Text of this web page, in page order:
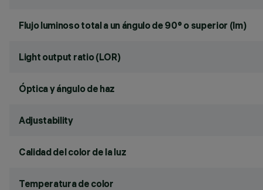
Flujo luminoso total a un ángulo de 90° o superior (lm)
Light output ratio (LOR)
Óptica y ángulo de haz
Adjustability
Calidad del color de la luz
Temperatura de color